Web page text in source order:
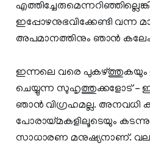
ഇപ്പോഴനുഭവിക്കേണ്ടി വന്ന
അപമാനത്തിനും ഞാന്‍
ഇന്നലെ വരെ പുകഴ്ത്തുകയും
ചെയ്യുന്ന സുഹൃത്തുക്കളോട് –
ഞാന്‍ വിഗ്രഹമല്ല. അനവധി
പോരായ്മകളിലൂടെയും
സാധാരണ മനുഷ്യനാണ്. വലം